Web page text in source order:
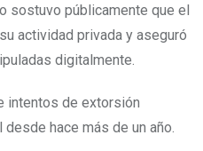
sostuvo públicamente que el
actividad privada y aseguró
digitalmente.
intentos de extorsión
hace más de un año.